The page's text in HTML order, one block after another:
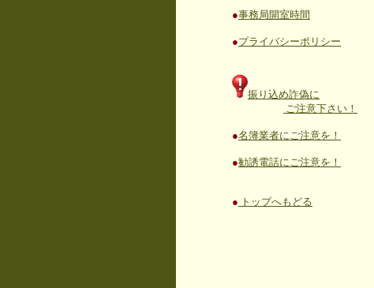
●事務局開室時間
●プライバシーポリシー
振り込め詐偽に
ご注意下さい！
●名簿業者にご注意を！
●勧誘電話にご注意を！
● トップへもどる